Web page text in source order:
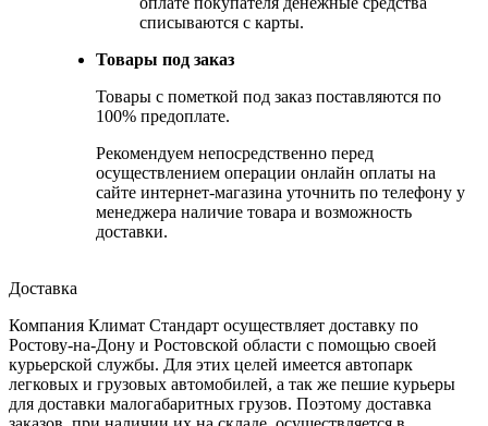
списываются с карты.
Товары под заказ
Товары с пометкой под заказ поставляются по
100% предоплате.
Рекомендуем непосредственно перед
осуществлением операции онлайн оплаты на
сайте интернет-магазина уточнить по телефону у
менеджера наличие товара и возможность
доставки.
Доставка
Компания Климат Стандарт осуществляет доставку по
Ростову-на-Дону и Ростовской области с помощью своей
курьерской службы. Для этих целей имеется автопарк
легковых и грузовых автомобилей, а так же пешие курьеры
для доставки малогабаритных грузов. Поэтому доставка